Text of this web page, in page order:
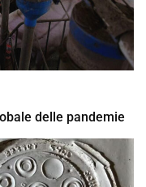
delle pandemie